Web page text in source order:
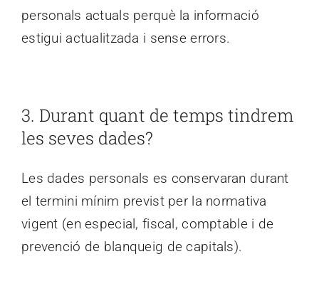
personals actuals perquè la informació
estigui actualitzada i sense errors.
3. Durant quant de temps tindrem
les seves dades?
Les dades personals es conservaran durant
el termini mínim previst per la normativa
vigent (en especial, fiscal, comptable i de
prevenció de blanqueig de capitals).